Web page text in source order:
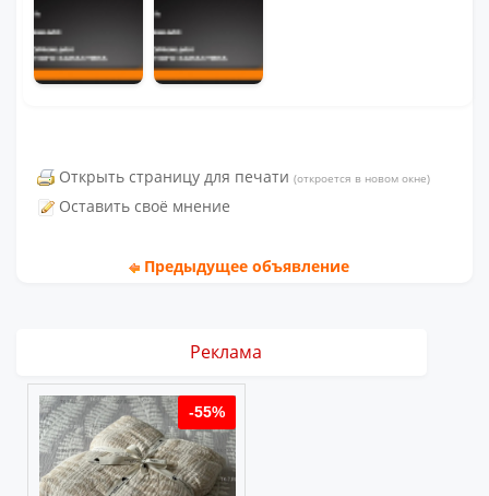
Открыть страницу для печати (откроется в новом окне)
Оставить своё мнение
Предыдущее объявление
Реклама
-55%